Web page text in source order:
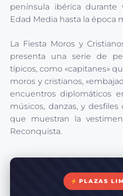
península ibérica durante
Edad Media hasta la época
La Fiesta Moros y
presenta una serie de
típicos, como «capitanes»
moros y cristianos,
encuentros diplomáticos
músicos, danzas, y
que muestran la
Reconquista.
PLAZAS